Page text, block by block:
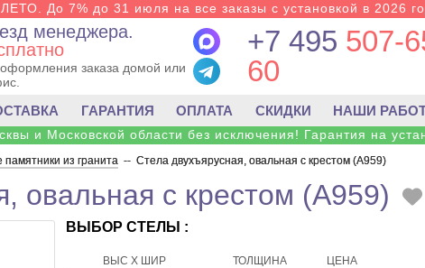
До 7% до 31 июля на все заказы с установкой в 2026
менеджера.
заказа домой или
+7 495 507-
60
ГАРАНТИЯ ОПЛАТА СКИДКИ НАШИ
и Московской области без исключения! Гарантия на
памятники из гранита -- Стела двухъярусная, овальная с крестом (A959)
овальная с крестом (A959)
ВЫБОР СТЕЛЫ :
ВЫС Х ШИР ТОЛЩИНА ЦЕНА